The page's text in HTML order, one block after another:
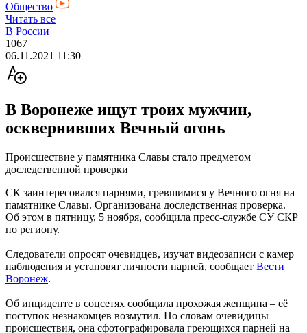
Общество
Читать все
В России
1067
06.11.2021 11:30
В Воронеже ищут троих мужчин,
осквернивших Вечный огонь
Происшествие у памятника Славы стало предметом
доследственной проверки
СК заинтересовался парнями, гревшимися у Вечного огня на
памятнике Славы. Организована доследственная проверка.
Об этом в пятницу, 5 ноября, сообщила пресс-службе СУ СКР
по региону.
Следователи опросят очевидцев, изучат видеозаписи с камер
наблюдения и установят личности парней, сообщает Вести
Воронеж.
Об инциденте в соцсетях сообщила прохожая женщина – её
поступок незнакомцев возмутил. По словам очевидицы
происшествия, она сфотографировала греющихся парней на